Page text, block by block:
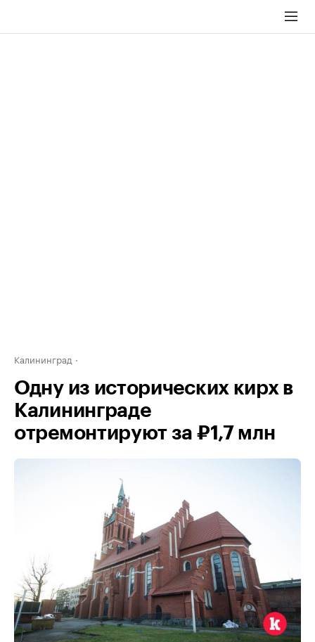
Калининград
Одну из исторических кирх в
Калининграде
отремонтируют за ₽1,7 млн